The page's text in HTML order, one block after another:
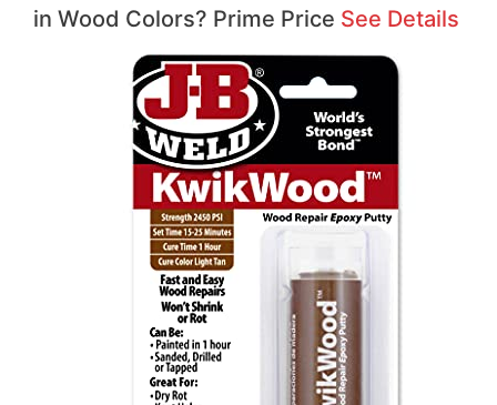
in Wood Colors? Prime Price See Details